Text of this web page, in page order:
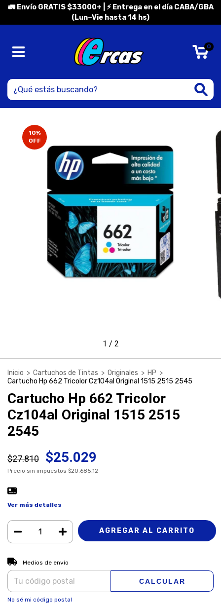
🚛 Envío GRATIS $33000+ | ⚡ Entrega en el día CABA/GBA
(Lun–Vie hasta 14 hs)
0
10%
OFF
1 / 2
Inicio > Cartuchos de Tintas > Originales > HP >
Cartucho Hp 662 Tricolor Cz104al Original 1515 2515 2545
Cartucho Hp 662 Tricolor
Cz104al Original 1515 2515
2545
$27.810 $25.029
Precio sin impuestos $20.685,12
Ver más detalles
Entregas para el CP:
Medios de envío
CALCULAR
No sé mi código postal